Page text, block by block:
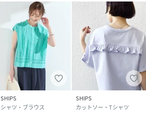
SHIPS
シャツ・ブラウス
SHIPS
カットソー・Tシャツ